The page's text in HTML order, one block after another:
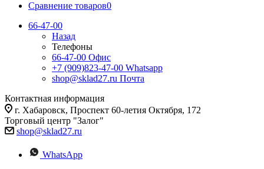
Сравнение товаров0
66-47-00
Назад
Телефоны
66-47-00 Офис
+7 (909)823-47-00 Whatsapp
shop@sklad27.ru Почта
Контактная информация
г. Хабаровск, Проспект 60-летия Октября, 172
Торговый центр "Залог"
shop@sklad27.ru
WhatsApp